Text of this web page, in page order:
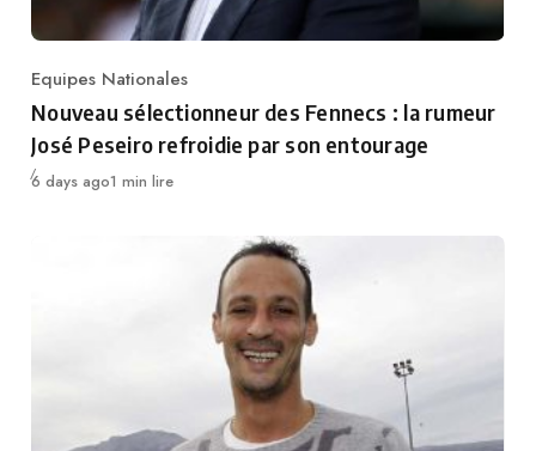
Category
Equipes Nationales
Nouveau sélectionneur des Fennecs : la rumeur
José Peseiro refroidie par son entourage
Publié
6 days ago1 min lire